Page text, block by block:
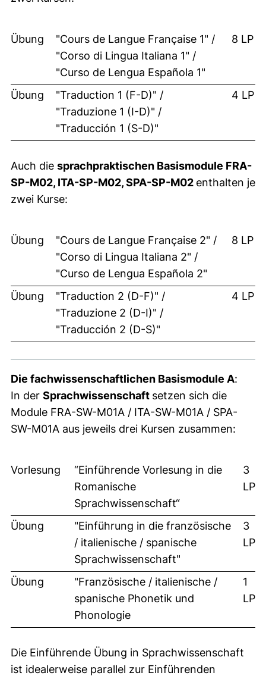
Übung
"Cours de Langue Française 1" /
"Corso di Lingua Italiana 1" /
"Curso de Lengua Española 1"
8 LP
Übung
"Traduction 1 (F-D)" /
"Traduzione 1 (I-D)" /
"Traducción 1 (S-D)"
4 LP
Auch die sprachpraktischen Basismodule FRA-
SP-M02, ITA-SP-M02, SPA-SP-M02 enthalten je
zwei Kurse:
Übung
"Cours de Langue Française 2" /
"Corso di Lingua Italiana 2" /
"Curso de Lengua Española 2"
8 LP
Übung
"Traduction 2 (D-F)" /
"Traduzione 2 (D-I)" /
"Traducción 2 (D-S)"
4 LP
Die fachwissenschaftlichen Basismodule A:
In der Sprachwissenschaft setzen sich die
Module FRA-SW-M01A / ITA-SW-M01A / SPA-
SW-M01A aus jeweils drei Kursen zusammen:
Vorlesung
“Einführende Vorlesung in die
Romanische
Sprachwissenschaft“
3
LP
Übung
"Einführung in die französische
/ italienische / spanische
Sprachwissenschaft"
3
LP
Übung
"Französische / italienische /
spanische Phonetik und
Phonologie
1
LP
Die Einführende Übung in Sprachwissenschaft
ist idealerweise parallel zur Einführenden